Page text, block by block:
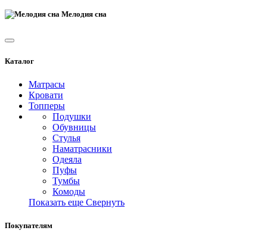
Мелодия сна
Каталог
Матрасы
Кровати
Топперы
Подушки
Обувницы
Стулья
Наматрасники
Одеяла
Пуфы
Тумбы
Комоды
Показать еще Свернуть
Покупателям